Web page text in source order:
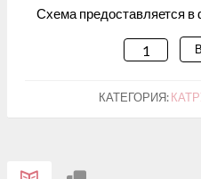
Схема предоставляется в
СХЕМА
ДЛЯ
КАТЕГОРИЯ: